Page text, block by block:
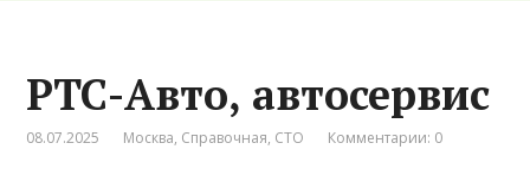
РТС-Авто, автосервис
08.07.2025 Москва, Справочная, СТО Комментарии: 0